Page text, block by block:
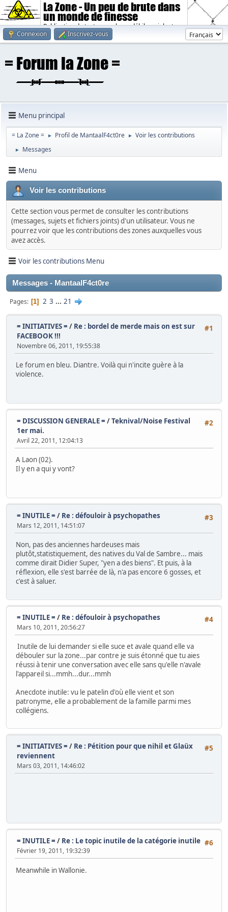
La Zone - Un peu de brute dans
un monde de finesse
Publication de textes sombres, débiles, violents.
Connexion
Inscrivez-vous
Menu principal
= La Zone = ► Profil de MantaalF4ct0re ► Voir les contributions
► Messages
Menu
Voir les contributions
Cette section vous permet de consulter les contributions
(messages, sujets et fichiers joints) d'un utilisateur. Vous ne
pourrez voir que les contributions des zones auxquelles vous
avez accès.
Voir les contributions Menu
Messages - MantaalF4ct0re
Pages 1 2 3 ... 21
#1
= INITIATIVES = / Re : bordel de merde mais on est sur
FACEBOOK !!!
Novembre 06, 2011, 19:55:38
Le forum en bleu. Diantre. Voilà qui n'incite guère à la
violence.
#2
= DISCUSSION GENERALE = /Teknival/Noise Festival
1er mai.
Avril 22, 2011, 12:04:13
A Laon (02).
Il y en a qui y vont?
#3
= INUTILE = / Re : défouloir à psychopathes
Mars 12, 2011, 14:51:07
Non, pas des anciennes hardeuses mais
plutôt,statistiquement, des natives du Val de Sambre... mais
comme dirait Didier Super, "yen a des biens". Et puis, à la
réflexion, elle s'est barrée de là, n'a pas encore 6 gosses, et
c'est à saluer.
#4
= INUTILE = / Re : défouloir à psychopathes
Mars 10, 2011, 20:56:27
Inutile de lui demander si elle suce et avale quand elle va
débouler sur la zone...par contre je suis étonné que tu aies
réussi à tenir une conversation avec elle sans qu'elle n'avale
l'appareil si...mmh...dur...mmh
Anecdote inutile: vu le patelin d'où elle vient et son
patronyme, elle a probablement de la famille parmi mes
collégiens.
#5
= INITIATIVES = / Re : Pétition pour que nihil et Glaüx
reviennent
Mars 03, 2011, 14:46:02
#6
= INUTILE = / Re : Le topic inutile de la catégorie inutile
Février 19, 2011, 19:32:39
Meanwhile in Wallonie.